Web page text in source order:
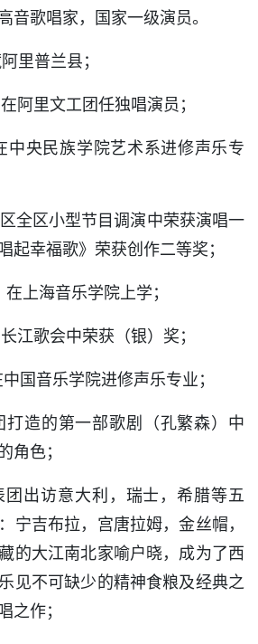
音歌唱家，国家一级演员。
里普兰县；
阿里文工团任独唱演员；
中央民族学院艺术系进修声乐专
全区小型节目调演中荣获演唱一
起幸福歌》荣获创作二等奖；
上海音乐学院上学；
江歌会中荣获（银）奖；
国音乐学院进修声乐专业；
打造的第一部歌剧（孔繁森）中
角色；
团出访意大利，瑞士，希腊等五
宁吉布拉，宫唐拉姆，金丝帽，
的大江南北家喻户晓，成为了西
见不可缺少的精神食粮及经典之
之作；